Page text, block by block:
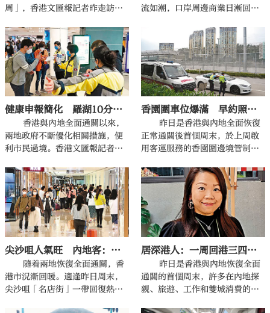
旅巴司機人手嚴重短缺，租車連
支大，「真係無團又驚，有團又
驚」，希望特區政府提供支援。
周」，香港文匯報記者昨走訪羅
湧入深圳購物消費。羅湖商業城
眾多商家生意明顯上升，記者看
到許多港人前往配眼鏡、買禮
服、美甲和辦理銀行卡、電話卡
更新信息等。有眼鏡店的生意上
升了幾成，許多商家信心大增，
相信未來兩三個月港人北上消費
將回復常態，生意將會越來越
好。而銀行和通訊商營業廳亦擠
滿了港人，前來更新電話和住址
資、做生意。消失三年的雙城消
費，如今隨着深港兩地居民互相
密切來往，將會重現昔日的繁
華。
流如潮，口岸周邊商業日漸回
有巴士公司開設從羅湖商業城至
沙灣的快速中巴，以滿足市民的
需求。
健康申報簡化 羅湖10分鐘速過關
香港與內地全面通關以來，
兩地政府不斷優化相關措施，便
利市民過境。香港文匯報記者昨
整個過程用了大約10分鐘就「極
速過關」。
香園圍車位爆滿 早約照等一個鐘
昨日是香港與內地全面恢復
正常通關後首個周末，於上周啟
用客運服務的香園圍邊境管制站
位昨晨開始爆滿，未有預約的駕
駛者被勸退，有預約的也要輪候
一小時，部分駕駛者唯有將車輛
泊在新界其他停車場，改為乘搭
公共交通工具經該口岸過關。
尖沙咀人氣旺 內地客：消費無上限
隨着兩地恢復全面通關，香
港市況漸回暖。適逢昨日周末，
尖沙咀「名店街」一帶回復熱
居深港人：一周回港三四次 「雙城生活」真好
昨日是香港與內地恢復全面
通關的首個周末，許多在內地探
親、旅遊、工作和雙城消費的港